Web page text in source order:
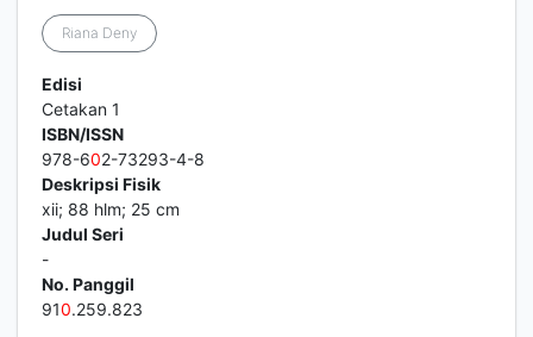
Riana Deny
Edisi
Cetakan 1
ISBN/ISSN
978-602-73293-4-8
Deskripsi Fisik
xii; 88 hlm; 25 cm
Judul Seri
-
No. Panggil
910.259.823